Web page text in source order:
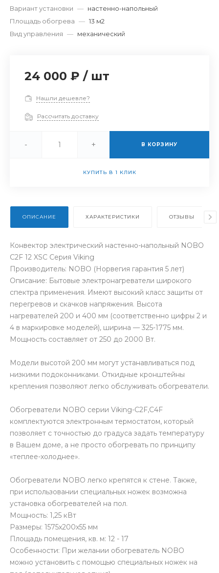
Вариант установки — настенно-напольный
Площадь обогрева — 13 м2
Вид управления — механический
24 000 ₽ / шт
Нашли дешевле?
Рассчитать доставку
- + В КОРЗИНУ
КУПИТЬ В 1 КЛИК
ОПИСАНИЕ ХАРАКТЕРИСТИКИ ОТЗЫВЫ
Конвектор электрический настенно-напольный NOBO
C2F 12 XSC Серия Viking
Производитель: NOBO (Норвегия гарантия 5 лет)
Описание: Бытовые электронагреватели широкого
спектра применения. Имеют высокий класс защиты от
перегревов и скачков напряжения. Высота
нагревателей 200 и 400 мм (соответственно цифры 2 и
4 в маркировке моделей), ширина — 325-1775 мм.
Мощность составляет от 250 до 2000 Вт.
Модели высотой 200 мм могут устанавливаться под
низкими подоконниками. Откидные кронштейны
крепления позволяют легко обслуживать обогреватели.
Обогреватели NOBO серии Viking-C2F,C4F
комплектуются электронным термостатом, который
позволяет с точностью до градуса задать температуру
в Вашем доме, а не просто обогревать по принципу
«теплее-холоднее».
Обогреватели NOBO легко крепятся к стене. Также,
при использовании специальных ножек возможна
установка обогревателей на пол.
Мощность: 1,25 кВт
Размеры: 1575х200х55 мм
Площадь помещения, кв. м: 12 - 17
Особенности: При желании обогреватель NOBO
можно установить с помощью специальных ножек на